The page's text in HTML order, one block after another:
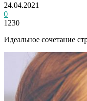
24.04.2021
0
1230
Идеальное сочетание